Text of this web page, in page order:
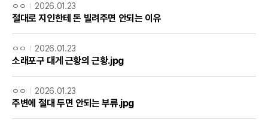
ㅇㅇ 2026.01.23
절대로 지인한테 돈 빌려주면 안되는 이유
ㅇㅇ 2026.01.23
소래포구 대게 근황의 근황.jpg
ㅇㅇ 2026.01.23
주변에 절대 두면 안되는 부류.jpg